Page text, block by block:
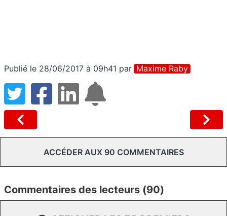
Publié le 28/06/2017 à 09h41 par Maxime Raby
ACCÉDER AUX 90 COMMENTAIRES
Commentaires des lecteurs (90)